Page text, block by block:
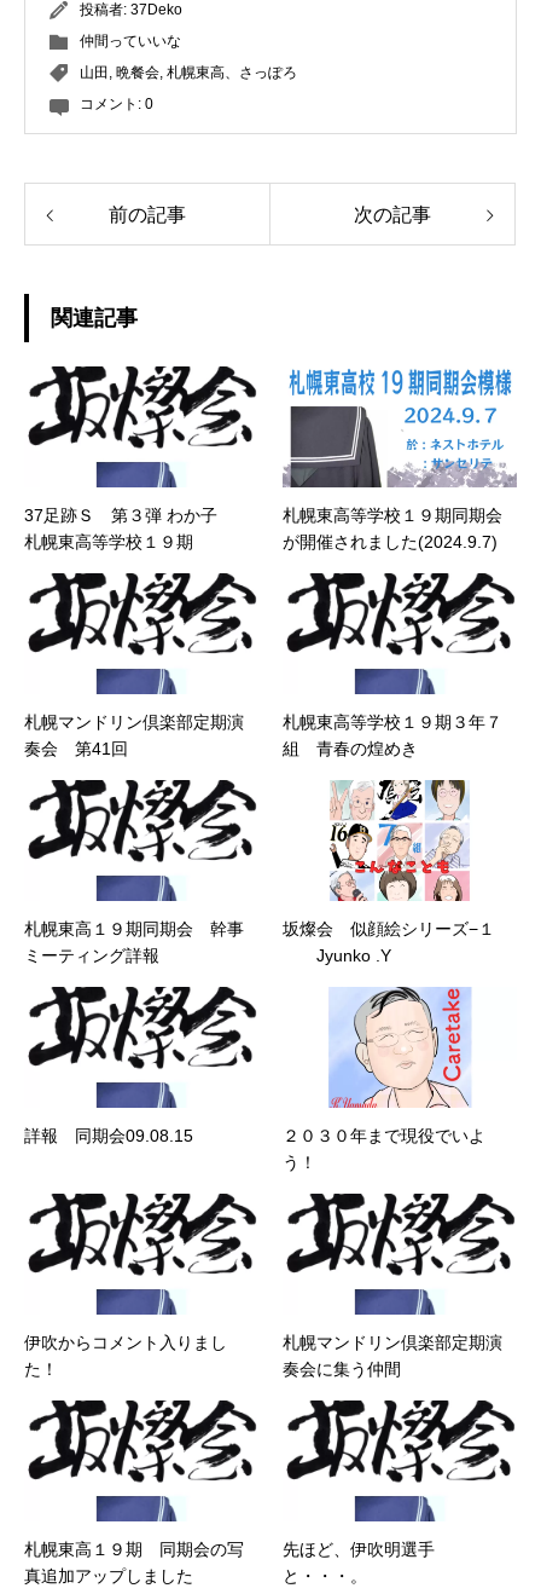
投稿者: 37Deko
仲間っていいな
山田 , 晩餐会, 札幌東高、さっぽろ
コメント: 0
前の記事 次の記事
関連記事
37足跡Ｓ 第３弾 わか子
札幌東高等学校１９期
札幌東高等学校１９期同期会
が開催されました(2024.9.7)
札幌マンドリン倶楽部定期演
奏会 第41回
札幌東高等学校１９期３年７
組 青春の煌めき
札幌東高１９期同期会 幹事
ミーティング詳報
坂燦会 似顔絵シリーズ−１
Jyunko .Y
詳報 同期会09.08.15
２０３０年まで現役でいよ
う！
伊吹からコメント入りまし
た！
札幌マンドリン倶楽部定期演
奏会に集う仲間
札幌東高１９期 同期会の写
真追加アップしました
先ほど、伊吹明選手
と・・・。